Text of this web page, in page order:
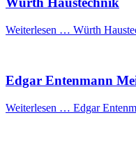
Weiterlesen … Würth
Edgar Entenmann
Weiterlesen … Edgar